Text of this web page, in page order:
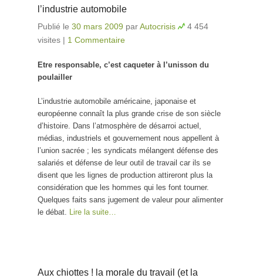
l’industrie automobile
Publié le 30 mars 2009 parAutocrisis
4 454
visites | 1 Commentaire
Etre responsable, c’est caqueter à l’unisson du
poulailler
L’industrie automobile américaine, japonaise et
européenne connaît la plus grande crise de son siècle
d’histoire. Dans l’atmosphère de désarroi actuel,
médias, industriels et gouvernement nous appellent à
l’union sacrée ; les syndicats mélangent défense des
salariés et défense de leur outil de travail car ils se
disent que les lignes de production attireront plus la
considération que les hommes qui les font tourner.
Quelques faits sans jugement de valeur pour alimenter
le débat.
Lire la suite…
Aux chiottes ! la morale du travail (et la